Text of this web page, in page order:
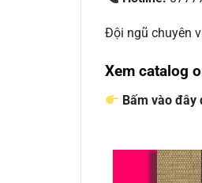
Đội ngũ chuyên
Xem catalog
Bấm vào